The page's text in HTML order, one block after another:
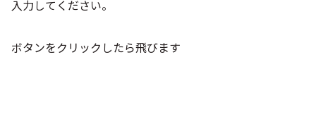
入力してください。
ボタンをクリックしたら飛びます